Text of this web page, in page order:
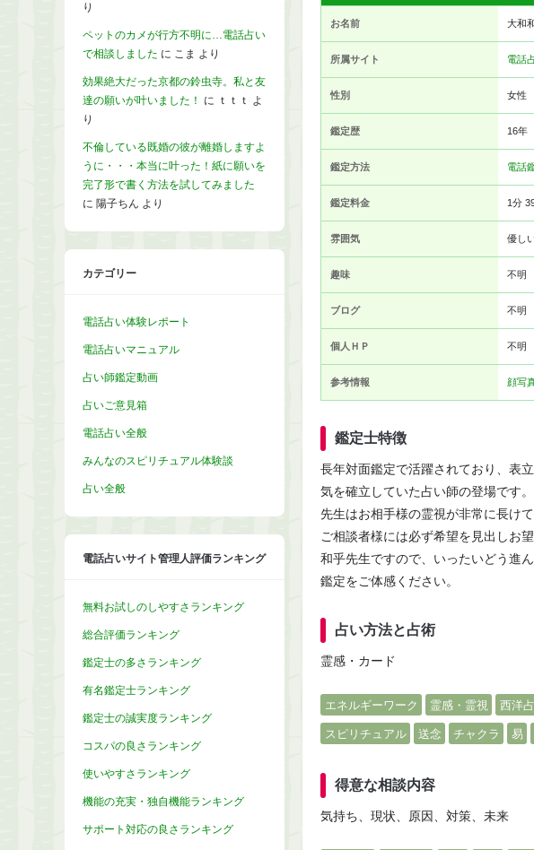
お名前 大和
所属サイト 電話
性別 女性
鑑定歴 16年
鑑定方法 電話
鑑定料金 1分
雰囲気 優し
趣味 不明
ブログ 不明
個人ＨＰ 不明
参考情報 顔写
鑑定士特徴
長年対面鑑定で活躍されており、表
気を確立していた占い師の登場です。
先生はお相手様の霊視が非常に長けて
ご相談者様には必ず希望を見出しお
和乎先生ですので、いったいどう進
鑑定をご体感ください。
占い方法と占術
霊感・カード
エネルギーワーク 霊感・霊視 西洋
スピリチュアル 送念 チャクラ 易
得意な相談内容
気持ち、現状、原因、対策、未来
り
ペットのカメが行方不明に…電話占い
で相談しました に こま より
効果絶大だった京都の鈴虫寺。私と友
達の願いが叶いました！
に ｔｔｔ よ
り
不倫している既婚の彼が離婚しますよ
うに・・・本当に叶った！紙に願いを
完了形で書く方法を試してみました
に 陽子ちん より
カテゴリー
電話占い体験レポート
電話占いマニュアル
占い師鑑定動画
占いご意見箱
電話占い全般
みんなのスピリチュアル体験談
占い全般
電話占いサイト管理人評価ランキング
無料お試しのしやすさランキング
総合評価ランキング
鑑定士の多さランキング
有名鑑定士ランキング
鑑定士の誠実度ランキング
コスパの良さランキング
使いやすさランキング
機能の充実・独自機能ランキング
サポート対応の良さランキング